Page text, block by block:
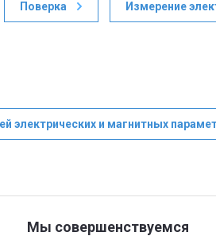
Поверка Измерение
электрических и магнитных
Мы совершенствуемся